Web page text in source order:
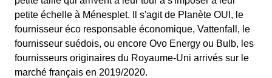
petite échelle à Ménesplet. Il s'agit de Planète OUI, le
fournisseur éco responsable économique, Vattenfall, le
fournisseur suédois, ou encore Ovo Energy ou Bulb, les
fournisseurs originaires du Royaume-Uni arrivés sur le
marché français en 2019/2020.